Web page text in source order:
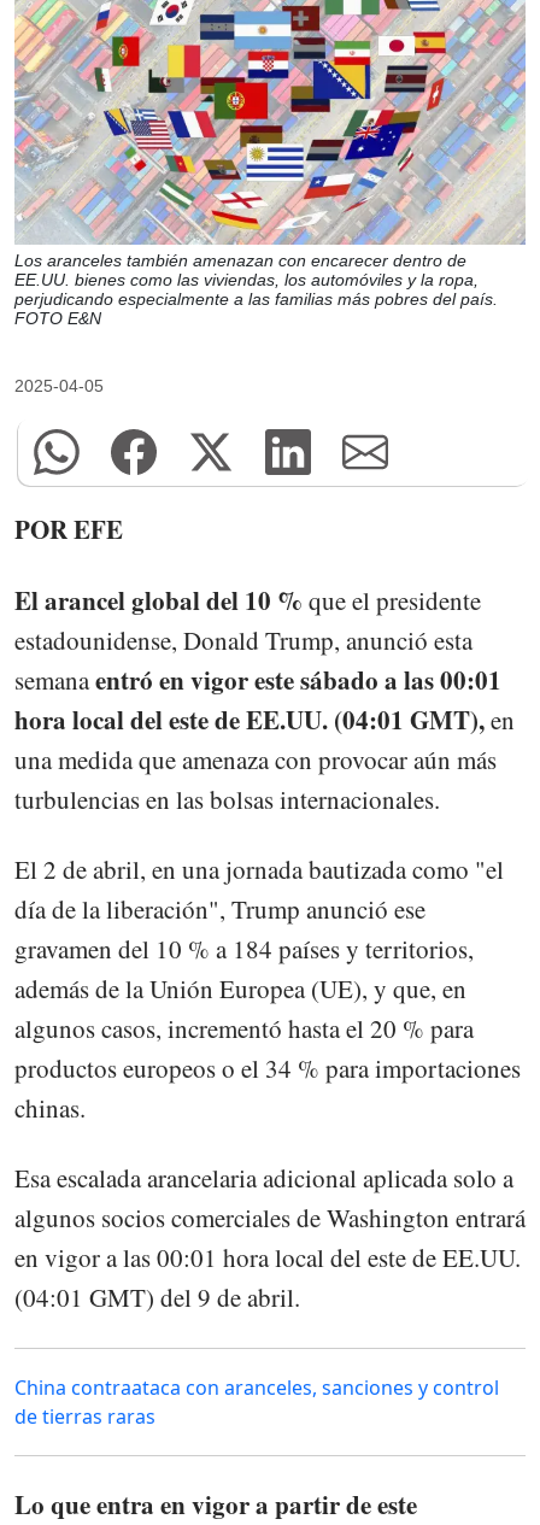
Los aranceles también amenazan con encarecer dentro de
EE.UU. bienes como las viviendas, los automóviles y la ropa,
perjudicando especialmente a las familias más pobres del país.
FOTO E&N
2025-04-05
POR EFE
El arancel global del 10 % que el presidente
estadounidense, Donald Trump, anunció esta
semanaentró en vigor este sábado a las 00:01
hora local del este de EE.UU. (04:01 GMT),en
una medida que amenaza con provocar aún más
turbulencias en las bolsas internacionales.
El 2 de abril, en una jornada bautizada como "el
día de la liberación", Trump anunció ese
gravamen del 10 % a 184 países y territorios,
además de la Unión Europea (UE), y que, en
algunos casos, incrementó hasta el 20 % para
productos europeos o el 34 % para importaciones
chinas.
Esa escalada arancelaria adicional aplicada solo a
algunos socios comerciales de Washington entrará
en vigor a las 00:01 hora local del este de EE.UU.
(04:01 GMT) del 9 de abril.
China contraataca con aranceles, sanciones y control
de tierras raras
Lo que entra en vigor a partir de este